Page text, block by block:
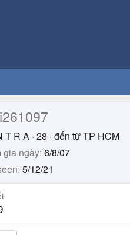
T R A · 28 · đến từTP HCM
gia ngày 6/8/07
5/12/21